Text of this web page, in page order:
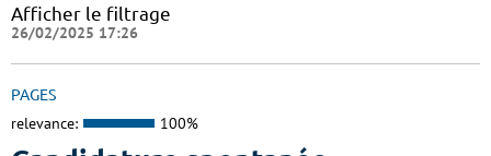
Afficher le filtrage
26/02/2025 17:26
PAGES
relevance: 100%